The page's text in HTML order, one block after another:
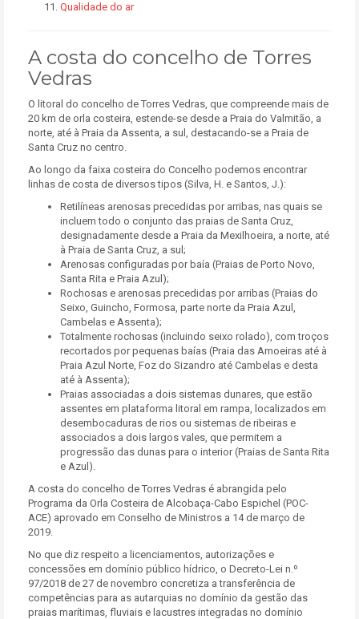
Qualidade do ar
A costa do concelho de Torres
Vedras
O litoral do concelho de Torres Vedras, que compreende mais de
20 km de orla costeira, estende-se desde a Praia do Valmitão, a
norte, até à Praia da Assenta, a sul, destacando-se a Praia de
Santa Cruz no centro.
Ao longo da faixa costeira do Concelho podemos encontrar
linhas de costa de diversos tipos (Silva, H. e Santos, J.):
Retilíneas arenosas precedidas por arribas, nas quais se
incluem todo o conjunto das praias de Santa Cruz,
designadamente desde a Praia da Mexilhoeira, a norte, até
à Praia de Santa Cruz, a sul;
Arenosas configuradas por baía (Praias de Porto Novo,
Santa Rita e Praia Azul);
Rochosas e arenosas precedidas por arribas (Praias do
Seixo, Guincho, Formosa, parte norte da Praia Azul,
Cambelas e Assenta);
Totalmente rochosas (incluindo seixo rolado), com troços
recortados por pequenas baías (Praia das Amoeiras até à
Praia Azul Norte, Foz do Sizandro até Cambelas e desta
até à Assenta);
Praias associadas a dois sistemas dunares, que estão
assentes em plataforma litoral em rampa, localizados em
desembocaduras de rios ou sistemas de ribeiras e
associados a dois largos vales, que permitem a
progressão das dunas para o interior (Praias de Santa Rita
e Azul).
A costa do concelho de Torres Vedras é abrangida pelo
Programa da Orla Costeira de Alcobaça-Cabo Espichel (POC-
ACE) aprovado em Conselho de Ministros a 14 de março de
2019.
No que diz respeito a licenciamentos, autorizações e
concessões em domínio público hídrico, o Decreto-Lei n.º
97/2018 de 27 de novembro concretiza a transferência de
competências para as autarquias no domínio da gestão das
praias marítimas, fluviais e lacustres integradas no domínio